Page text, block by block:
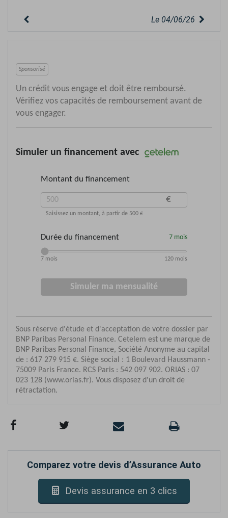
Le 04/06/26
Comparez votre devis d’Assurance Auto
Devis assurance en 3 clics